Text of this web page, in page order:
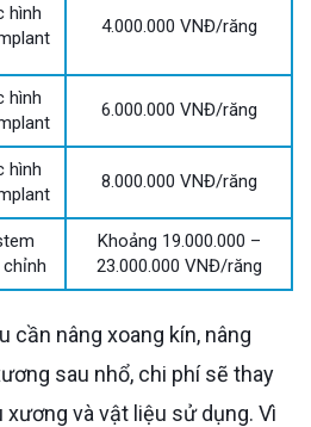
hình
4.000.000 VNĐ/răng
hình
6.000.000 VNĐ/răng
hình
8.000.000 VNĐ/răng
Khoảng 19.000.000 –
23.000.000 VNĐ/răng
sau nhổ, chi phí sẽ thay
và vật liệu sử dụng. Vì